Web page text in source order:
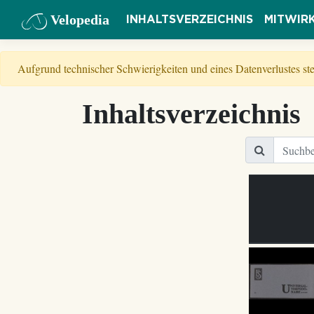
Velopedia INHALTSVERZEICHNIS
Aufgrund technischer Schwierigkeiten und eines Datenverlustes
Inhaltsverzeichnis